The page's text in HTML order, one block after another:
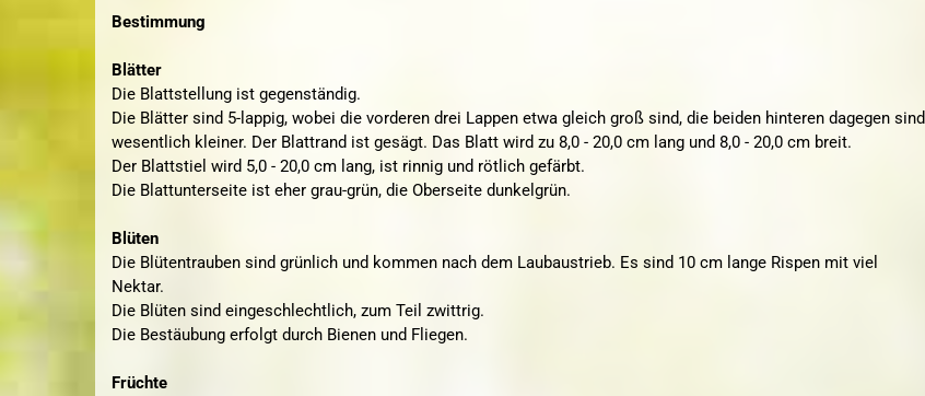
Bestimmung
Blätter
Die Blattstellung ist gegenständig.
Die Blätter sind 5-lappig, wobei die vorderen drei Lappen etwa gleich groß sind, die beiden hinteren dagegen sind
wesentlich kleiner. Der Blattrand ist gesägt. Das Blatt wird zu 8,0 - 20,0 cm lang und 8,0 - 20,0 cm breit.
Der Blattstiel wird 5,0 - 20,0 cm lang, ist rinnig und rötlich gefärbt.
Die Blattunterseite ist eher grau-grün, die Oberseite dunkelgrün.
Blüten
Die Blütentrauben sind grünlich und kommen nach dem Laubaustrieb. Es sind 10 cm lange Rispen mit viel
Nektar.
Die Blüten sind eingeschlechtlich, zum Teil zwittrig.
Die Bestäubung erfolgt durch Bienen und Fliegen.
Früchte